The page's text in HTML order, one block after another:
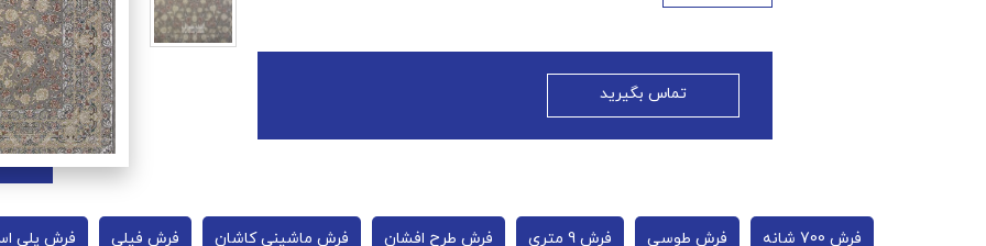
تماس بگیرید
فرش 700 شانه فرش طوسی فرش 9 متری فرش طرح افشان فرش ماشینی کاشان فرش فیلی فرش پلی